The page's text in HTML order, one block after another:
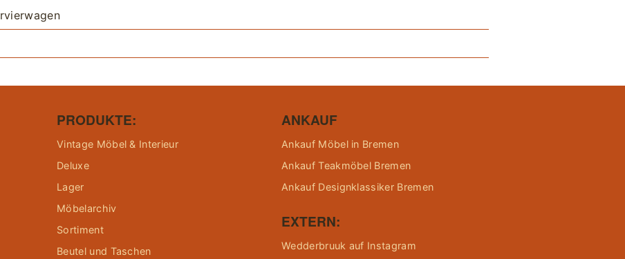
PRODUKTE:
Vintage Möbel & Interieur
Deluxe
Lager
Möbelarchiv
Sortiment
Beutel und Taschen
ANKAUF
Ankauf Möbel in Bremen
Ankauf Teakmöbel Bremen
Ankauf Designklassiker Bremen
EXTERN:
Wedderbruuk auf Instagram